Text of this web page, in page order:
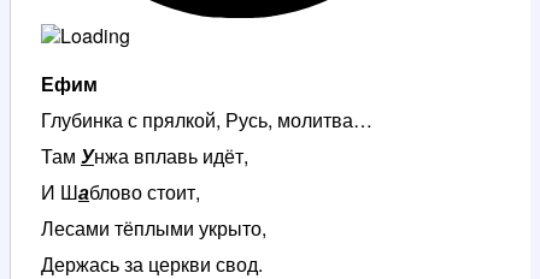
Ефим
Глубинка с прялкой, Русь, молитва…
Там Унжа вплавь идёт,
И Шаблово стоит,
Лесами тёплыми укрыто,
Держась за церкви свод.